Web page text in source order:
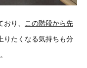
り、 この階段から先
りたくなる気持ちも分